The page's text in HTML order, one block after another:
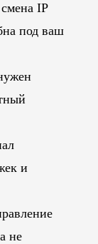
IP
под ваш
и
не